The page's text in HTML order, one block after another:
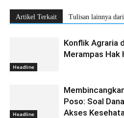
Artikel Terkait Tulisan lainnya
Headline
Konflik Agraria
Merampas Hak
Headline
Poso: Soal
Akses